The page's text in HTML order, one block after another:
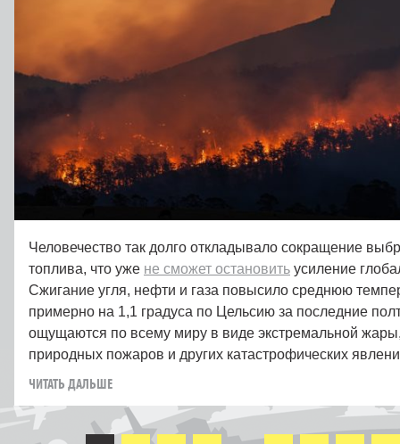
Человечество так долго откладывало сокращение
топлива, что уже не сможет остановить усиление
Сжигание угля, нефти и газа повысило среднюю
примерно на 1,1 градуса по Цельсию за последние
ощущаются по всему миру в виде экстремальной
природных пожаров и других катастрофических
ЧИТАТЬ ДАЛЬШЕ